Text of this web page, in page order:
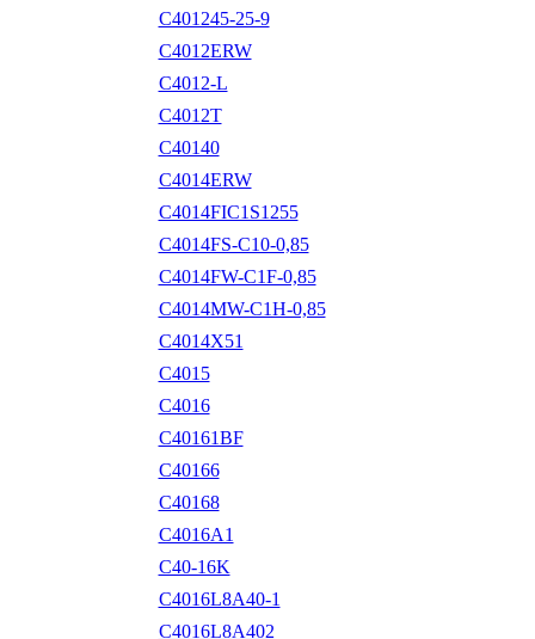
C401245-25-9
C4012ERW
C4012-L
C4012T
C40140
C4014ERW
C4014FIC1S1255
C4014FS-C10-0,85
C4014FW-C1F-0,85
C4014MW-C1H-0,85
C4014X51
C4015
C4016
C40161BF
C40166
C40168
C4016A1
C40-16K
C4016L8A40-1
C4016L8A402